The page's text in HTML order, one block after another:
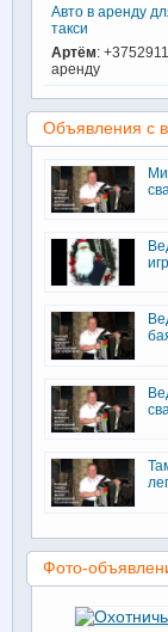
Авто в аренду
такси
Артём:
аренду
Объявления с
Фото-